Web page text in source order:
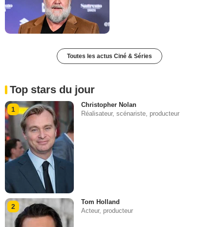
Toutes les actus Ciné & Séries
Top stars du jour
1
Christopher Nolan
Réalisateur, scénariste, producteur
2
Tom Holland
Acteur, producteur